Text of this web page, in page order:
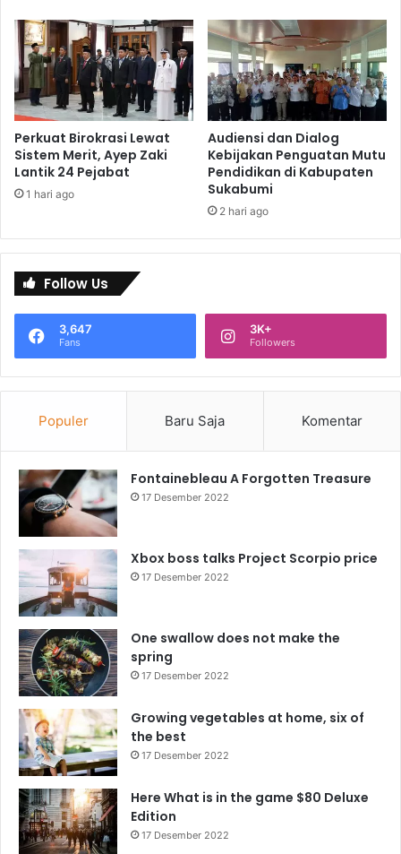
Perkuat Birokrasi Lewat
Sistem Merit, Ayep Zaki
Lantik 24 Pejabat
1 hari ago
Audiensi dan Dialog
Kebijakan Penguatan Mutu
Pendidikan di Kabupaten
Sukabumi
2 hari ago
Follow Us
3,647
Fans
3K+
Followers
Populer Baru Saja Komentar
Fontainebleau A Forgotten Treasure
17 Desember 2022
Xbox boss talks Project Scorpio price
17 Desember 2022
One swallow does not make the
spring
17 Desember 2022
Growing vegetables at home, six of
the best
17 Desember 2022
Here What is in the game $80 Deluxe
Edition
17 Desember 2022